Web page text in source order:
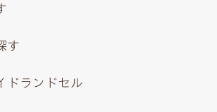
す
ドランドセル